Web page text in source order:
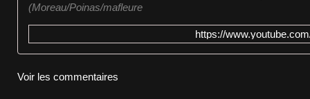
(Moreau/Poinas/mafleure
https://
Voir les commentaires